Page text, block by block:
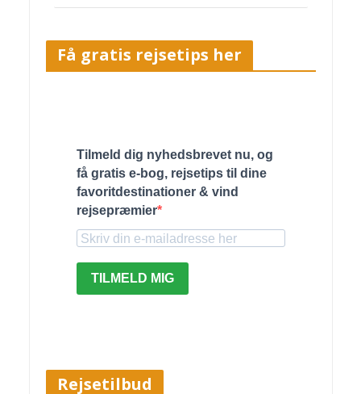
Få gratis rejsetips her
Tilmeld dig nyhedsbrevet nu, og
få gratis e-bog, rejsetips til dine
favoritdestinationer & vind
rejsepræmier
TILMELD MIG
Rejsetilbud